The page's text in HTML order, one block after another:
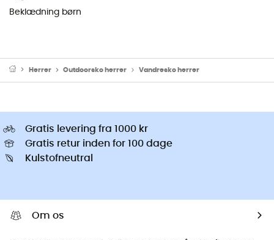
Beklædning børn
Herrer Outdoorsko herrer Vandresko herrer
Gratis levering fra 1000 kr
Gratis retur inden for 100 dage
Kulstofneutral
Om os